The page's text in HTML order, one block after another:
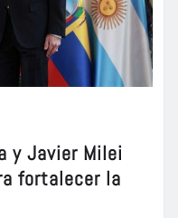
y Javier Milei
fortalecer la